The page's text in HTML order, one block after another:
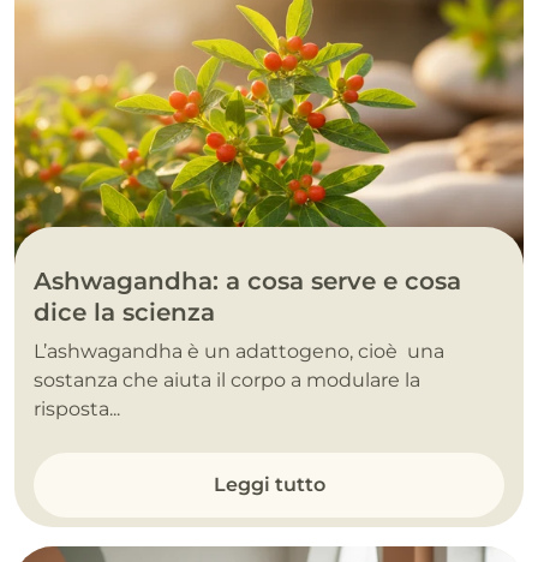
Ashwagandha: a cosa serve e cosa
dice la scienza
L’ashwagandha è un adattogeno, cioè una
sostanza che aiuta il corpo a modulare la
risposta...
Leggi tutto